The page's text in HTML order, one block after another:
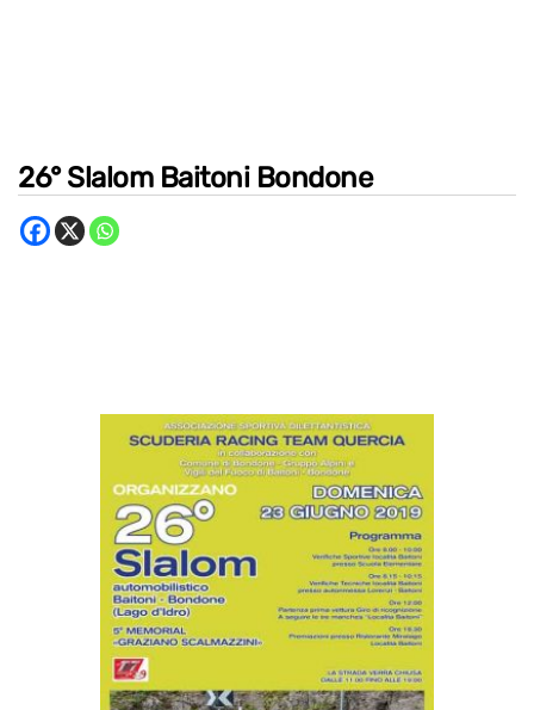
26° Slalom Baitoni Bondone